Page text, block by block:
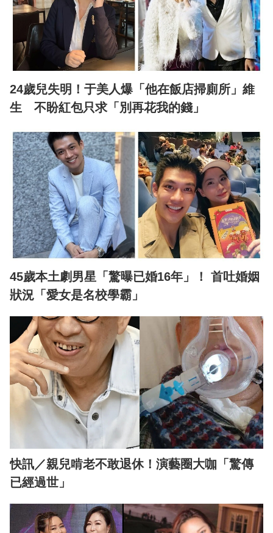
24歲兒失明！于美人爆「他在飯店掃廁所」維
生 不盼紅包只求「別再花我的錢」
45歲本土劇男星「驚曝已婚16年」！ 首吐婚姻
狀況「愛女是名校學霸」
快訊／親兒啃老不敢退休！演藝圈大咖「驚傳
已經過世」